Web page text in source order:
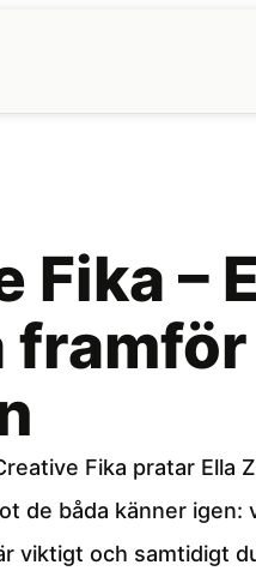
Fika –
framför
Fika pratar Ella
de båda känner igen:
viktigt och samtidigt